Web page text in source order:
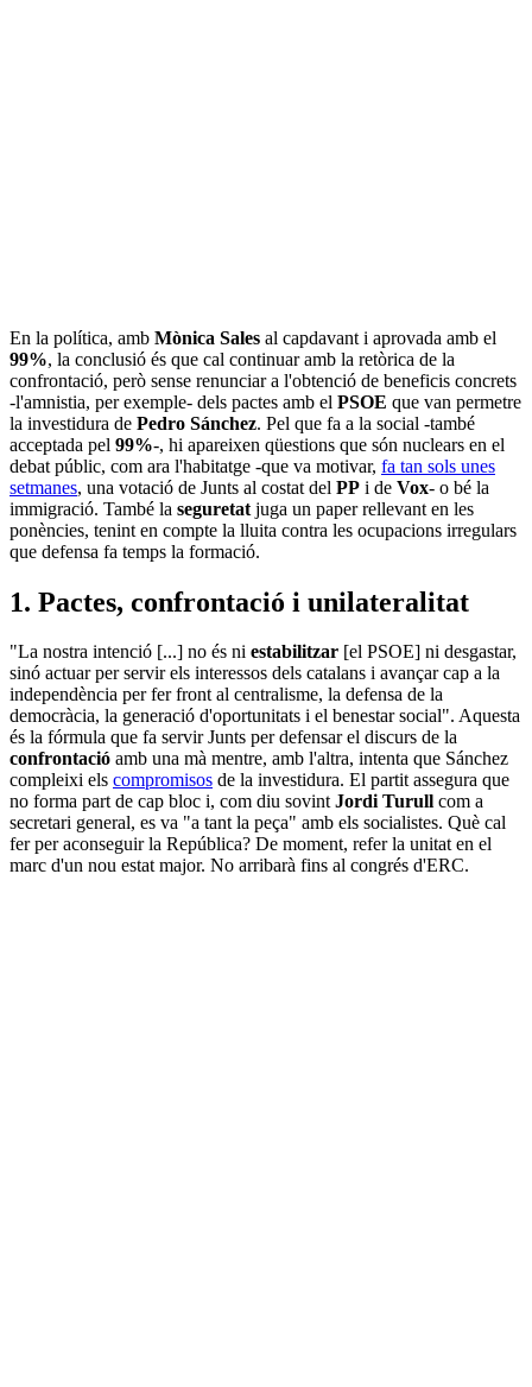
En la política, amb Mònica Sales al capdavant i aprovada amb el
99%, la conclusió és que cal continuar amb la retòrica de la
confrontació, però sense renunciar a l'obtenció de beneficis concrets
-l'amnistia, per exemple- dels pactes amb el PSOE que van permetre
la investidura de Pedro Sánchez. Pel que fa a la social -també
acceptada pel 99%-, hi apareixen qüestions que són nuclears en el
debat públic, com ara l'habitatge -que va motivar, fa tan sols unes
setmanes, una votació de Junts al costat del PP i de Vox- o bé la
immigració. També la seguretat juga un paper rellevant en les
ponències, tenint en compte la lluita contra les ocupacions irregulars
que defensa fa temps la formació.
1. Pactes, confrontació i unilateralitat
"La nostra intenció [...] no és ni estabilitzar [el PSOE] ni desgastar,
sinó actuar per servir els interessos dels catalans i avançar cap a la
independència per fer front al centralisme, la defensa de la
democràcia, la generació d'oportunitats i el benestar social". Aquesta
és la fórmula que fa servir Junts per defensar el discurs de la
confrontació amb una mà mentre, amb l'altra, intenta que Sánchez
compleixi els compromisos de la investidura. El partit assegura que
no forma part de cap bloc i, com diu sovintJordi Turull com a
secretari general, es va "a tant la peça" amb els socialistes. Què cal
fer per aconseguir la República? De moment, refer la unitat en el
marc d'un nou estat major. No arribarà fins al congrés d'ERC.